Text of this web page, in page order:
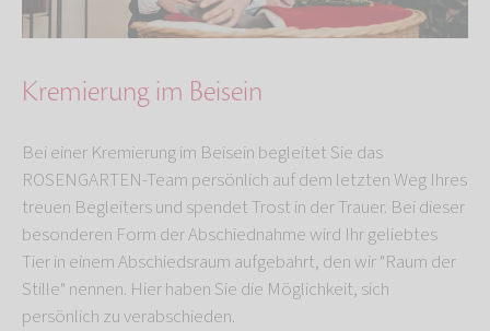
Kremierung im Beisein
Bei einer Kremierung im Beisein begleitet Sie das
ROSENGARTEN-Team persönlich auf dem letzten Weg Ihres
treuen Begleiters und spendet Trost in der Trauer. Bei dieser
besonderen Form der Abschiednahme wird Ihr geliebtes
Tier in einem Abschiedsraum aufgebahrt, den wir "Raum der
Stille" nennen. Hier haben Sie die Möglichkeit, sich
persönlich zu verabschieden.